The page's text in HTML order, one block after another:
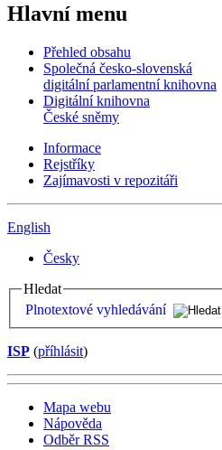
Hlavní menu
Přehled obsahu
Společná česko-slovenská
digitální parlamentní knihovna
Digitální knihovna
České sněmy
Informace
Rejstříky
Zajímavosti v repozitáři
English
Česky
Hledat
Plnotextové vyhledávání
ISP (příhlásit)
Mapa webu
Nápověda
Odběr RSS